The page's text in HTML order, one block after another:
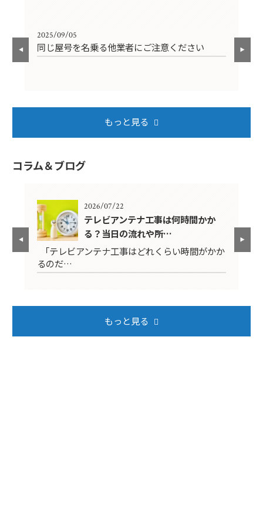
2025/09/05
同じ屋号を名乗る他業者にご注意ください
もっと見る
コラム＆ブログ
2026/07/22
テレビアンテナ工事は何時間かか
る？当日の流れや所…
「テレビアンテナ工事はどれくらい時間がかか
るのだ…
もっと見る